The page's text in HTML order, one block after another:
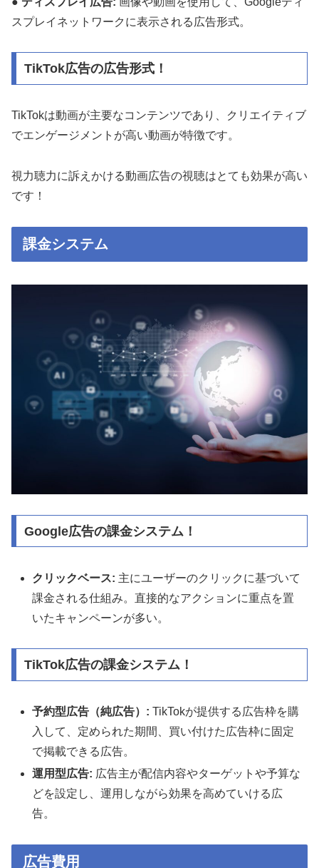
スプレイネットワークに表示される広告形式。
TikTok広告の広告形式！
TikTokは動画が主要なコンテンツであり、クリエイティブ
でエンゲージメントが高い動画が特徴です。
視力聴力に訴えかける動画広告の視聴はとても効果が高い
です！
課金システム
Google広告の課金システム！
クリックベース: 主にユーザーのクリックに基づいて
課金される仕組み。直接的なアクションに重点を置
いたキャンペーンが多い。
TikTok広告の課金システム！
予約型広告（純広告）: TikTokが提供する広告枠を購
入して、定められた期間、買い付けた広告枠に固定
で掲載できる広告。
運用型広告: 広告主が配信内容やターゲットや予算な
どを設定し、運用しながら効果を高めていける広
告。
広告費用